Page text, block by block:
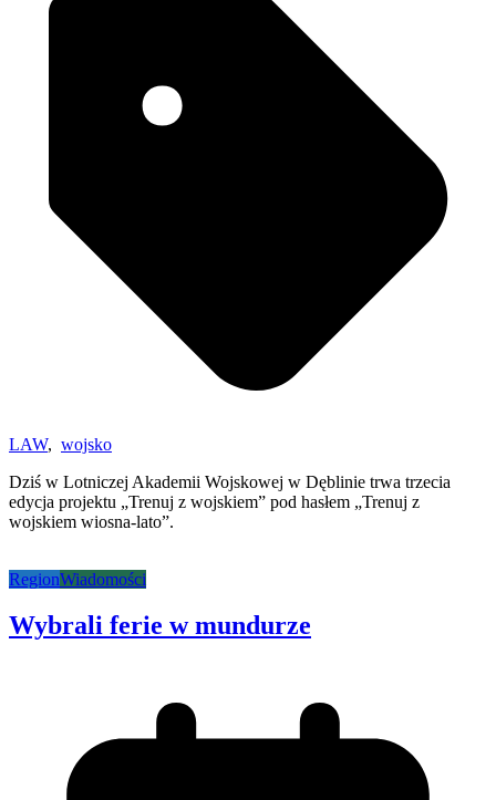
LAW, wojsko
Dziś w Lotniczej Akademii Wojskowej w Dęblinie trwa trzecia
edycja projektu „Trenuj z wojskiem” pod hasłem „Trenuj z
wojskiem wiosna-lato”.
RegionWiadomości
Wybrali ferie w mundurze